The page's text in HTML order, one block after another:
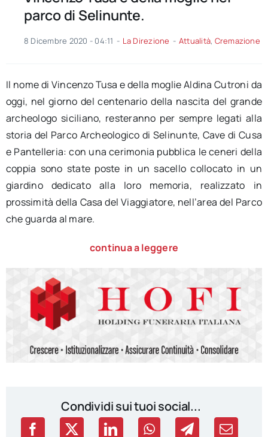
parco di Selinunte.
8 Dicembre 2020 - 04:11 - La Direzione - Attualità, Cremazione
Il nome di Vincenzo Tusa e della moglie Aldina Cutroni da
oggi, nel giorno del centenario della nascita del grande
archeologo siciliano, resteranno per sempre legati alla
storia del Parco Archeologico di Selinunte, Cave di Cusa
e Pantelleria: con una cerimonia pubblica le ceneri della
coppia sono state poste in un sacello collocato in un
giardino dedicato alla loro memoria, realizzato in
prossimità della Casa del Viaggiatore, nell’area del Parco
che guarda al mare.
continua a leggere
Condividi sui tuoi social...